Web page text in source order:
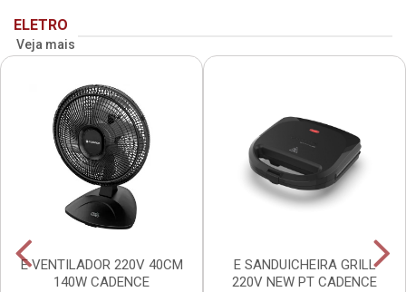
ELETRO
Veja mais
E VENTILADOR 220V 40CM
140W CADENCE
E SANDUICHEIRA GRILL
220V NEW PT CADENCE